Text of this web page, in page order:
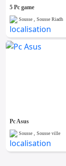
5 Pc game
Sousse , Sousse Riadh
Pc Asus
Sousse , Sousse ville